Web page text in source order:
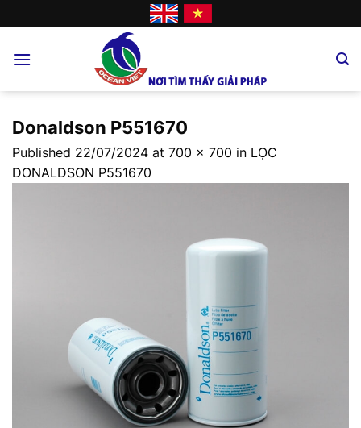
to
Donaldson P551670
Published 22/07/2024 at 700 × 700 in LỌC
DONALDSON P551670